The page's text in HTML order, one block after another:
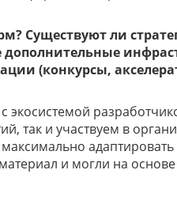
Существуют ли
(конкурсы,
экосистемой
так и участвуем в
и могли на